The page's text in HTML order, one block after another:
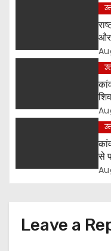
t
n
और
से
पर
Leave a